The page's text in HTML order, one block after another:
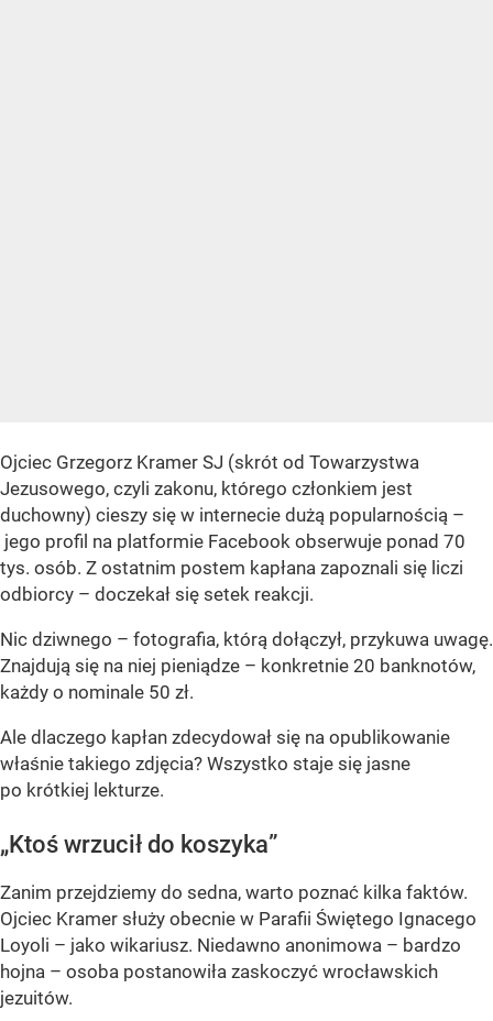
Ojciec Grzegorz Kramer SJ (skrót od Towarzystwa
Jezusowego, czyli zakonu, którego członkiem jest
duchowny) cieszy się w internecie dużą popularnością –
jego profil na platformie Facebook obserwuje ponad 70
tys. osób. Z ostatnim postem kapłana zapoznali się liczi
odbiorcy – doczekał się setek reakcji.
Nic dziwnego – fotografia, którą dołączył, przykuwa uwagę.
Znajdują się na niej pieniądze – konkretnie 20 banknotów,
każdy o nominale 50 zł.
Ale dlaczego kapłan zdecydował się na opublikowanie
właśnie takiego zdjęcia? Wszystko staje się jasne
po krótkiej lekturze.
„Ktoś wrzucił do koszyka”
Zanim przejdziemy do sedna, warto poznać kilka faktów.
Ojciec Kramer służy obecnie w Parafii Świętego Ignacego
Loyoli – jako wikariusz. Niedawno anonimowa – bardzo
hojna – osoba postanowiła zaskoczyć wrocławskich
jezuitów.